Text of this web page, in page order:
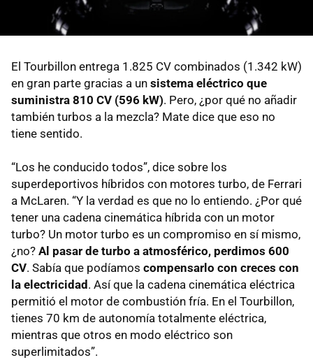
El Tourbillon entrega 1.825 CV combinados (1.342 kW)
en gran parte gracias a un sistema eléctrico que
suministra 810 CV (596 kW). Pero, ¿por qué no añadir
también turbos a la mezcla? Mate dice que eso no
tiene sentido.
“Los he conducido todos”, dice sobre los
superdeportivos híbridos con motores turbo, de Ferrari
a McLaren. “Y la verdad es que no lo entiendo. ¿Por qué
tener una cadena cinemática híbrida con un motor
turbo? Un motor turbo es un compromiso en sí mismo,
¿no? Al pasar de turbo a atmosférico, perdimos 600
CV. Sabía que podíamos compensarlo con creces con
la electricidad . Así que la cadena cinemática eléctrica
permitió el motor de combustión fría. En el Tourbillon,
tienes 70 km de autonomía totalmente eléctrica,
mientras que otros en modo eléctrico son
superlimitados”.